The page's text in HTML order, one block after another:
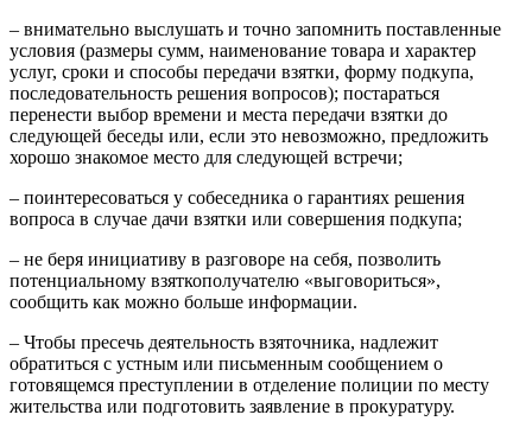
– внимательно выслушать и точно запомнить поставленные
условия (размеры сумм, наименование товара и характер
услуг, сроки и способы передачи взятки, форму подкупа,
последовательность решения вопросов); постараться
перенести выбор времени и места передачи взятки до
следующей беседы или, если это невозможно, предложить
хорошо знакомое место для следующей встречи;
– поинтересоваться у собеседника о гарантиях решения
вопроса в случае дачи взятки или совершения подкупа;
– не беря инициативу в разговоре на себя, позволить
потенциальному взяткополучателю «выговориться»,
сообщить как можно больше информации.
– Чтобы пресечь деятельность взяточника, надлежит
обратиться с устным или письменным сообщением о
готовящемся преступлении в отделение полиции по месту
жительства или подготовить заявление в прокуратуру.